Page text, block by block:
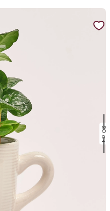
20 см